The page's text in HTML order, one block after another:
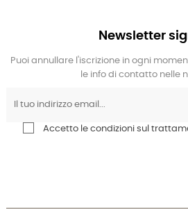
Newsletter
Puoi annullare l'iscrizione in ogni
le info di contatto nelle
Accetto le condizioni sul